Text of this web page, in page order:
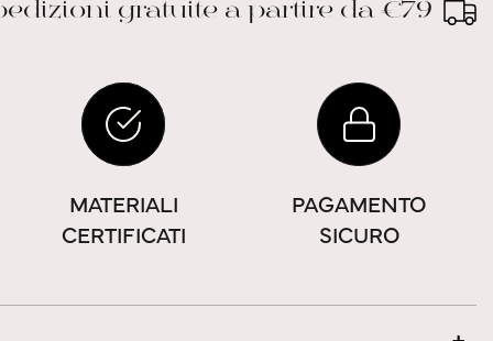
gratuite a partire da €79
MATERIALI
CERTIFICATI
PAGAMENTO
SICURO